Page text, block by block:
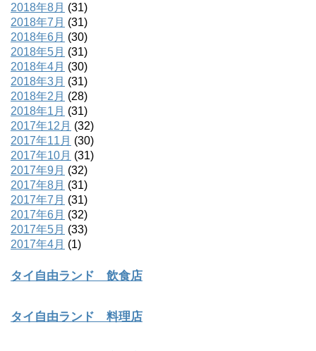
2018年8月 (31)
2018年7月 (31)
2018年6月 (30)
2018年5月 (31)
2018年4月 (30)
2018年3月 (31)
2018年2月 (28)
2018年1月 (31)
2017年12月 (32)
2017年11月 (30)
2017年10月 (31)
2017年9月 (32)
2017年8月 (31)
2017年7月 (31)
2017年6月 (32)
2017年5月 (33)
2017年4月 (1)
タイ自由ランド 飲食店
タイ自由ランド 料理店